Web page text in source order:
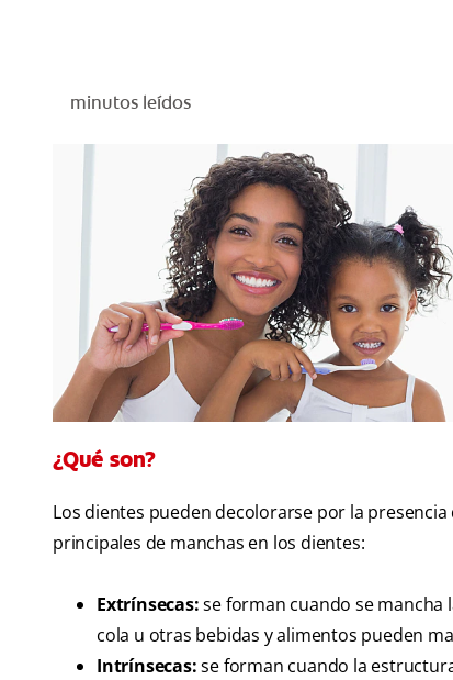
minutos leídos
¿Qué son?
Los dientes pueden decolorarse por la
principales de manchas en los dientes:
Extrínsecas:se forman cuando se mancha
cola u otras bebidas y alimentos pueden
Intrínsecas:se forman cuando la